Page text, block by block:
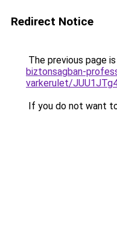
Redirect Notice
The previous page
biztonsagban-
varkerulet/
If you do not want